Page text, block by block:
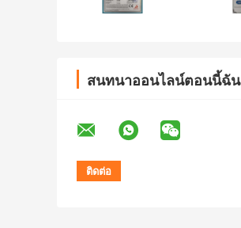
สนทนาออนไลน์ตอนนี้ฉัน